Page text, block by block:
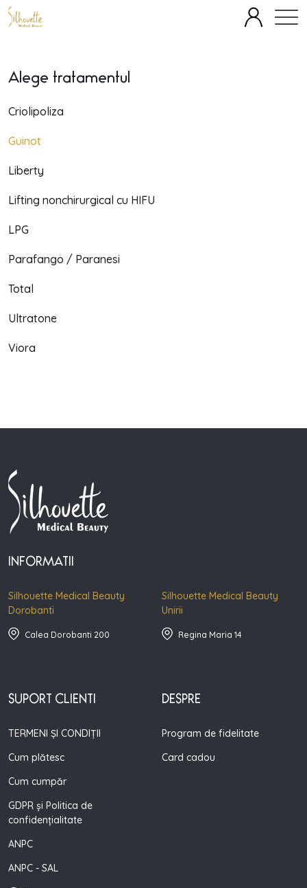
Alege tratamentul
Criolipoliza
Guinot
Liberty
Lifting nonchirurgical cu HIFU
LPG
Parafango / Paranesi
Total
Ultratone
Viora
INFORMATII
Silhouette Medical Beauty
Dorobanti
Calea Dorobanti 200
SUPORT CLIENTI
TERMENI ȘI CONDIȚII
Cum plătesc
Cum cumpăr
GDPR și Politica de
confidențialitate
ANPC
ANPC - SAL
Silhouette Medical Beauty
Unirii
Regina Maria 14
DESPRE
Program de fidelitate
Card cadou